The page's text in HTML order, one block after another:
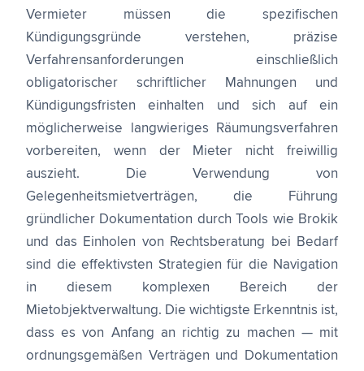
Vermieter müssen die spezifischen
Kündigungsgründe verstehen, präzise
Verfahrensanforderungen einschließlich
obligatorischer schriftlicher Mahnungen und
Kündigungsfristen einhalten und sich auf ein
möglicherweise langwieriges Räumungsverfahren
vorbereiten, wenn der Mieter nicht freiwillig
auszieht. Die Verwendung von
Gelegenheitsmietverträgen, die Führung
gründlicher Dokumentation durch Tools wie Brokik
und das Einholen von Rechtsberatung bei Bedarf
sind die effektivsten Strategien für die Navigation
in diesem komplexen Bereich der
Mietobjektverwaltung. Die wichtigste Erkenntnis ist,
dass es von Anfang an richtig zu machen — mit
ordnungsgemäßen Verträgen und Dokumentation